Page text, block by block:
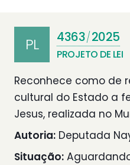
PL 4363/2025
PROJETO DE LEI
Reconhece como de
cultural do Estado a
Jesus, realizada no
Autoria: Deputada
Situação: